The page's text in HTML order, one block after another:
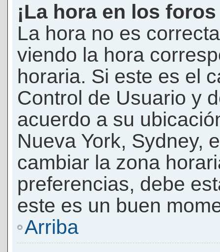
¡La hora en los
La hora no es
viendo la hora
horaria. Si este es el
Control de Usuario y
acuerdo a su
Nueva York, Sydney,
cambiar la zona
preferencias, debe
este es un buen
Arriba